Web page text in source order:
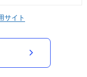
サイト